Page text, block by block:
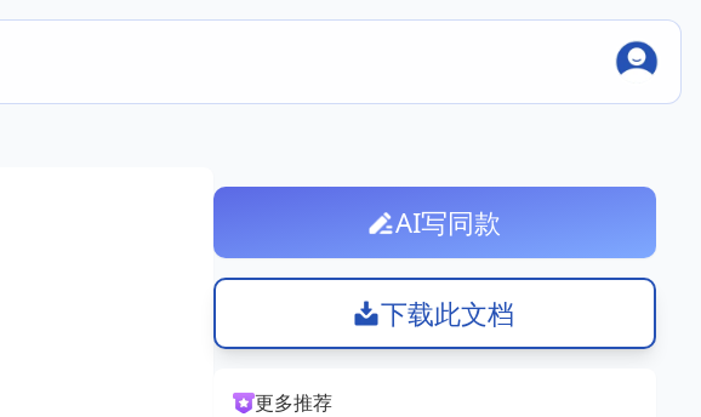
AI写同款
下载此文档
更多推荐